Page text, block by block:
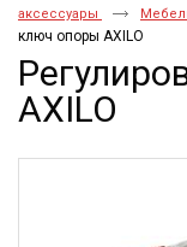
аксессуары
ключ опоры AXILO
AXILO